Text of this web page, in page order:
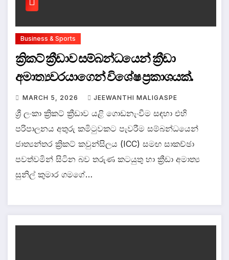
Business & Sports
ක්‍රිකට් ක්‍රීඩාව සම්බන්ධයෙන් ක්‍රීඩා
අමාත්‍යවරයාගෙන් විශේෂ ප්‍රකාශයක්.
MARCH 5, 2026 JEEWANTHI MALIGASPE
ශ්‍රී ලංකා ක්‍රිකට් ක්‍රීඩාව යළි ගොඩනැංවීම සඳහා එහි
පරිපාලනය අතුරු කමිටුවකට පැවරීම සම්බන්ධයෙන්
ජාත්‍යන්තර ක්‍රිකට් කවුන්සිලය (ICC) සමඟ සාකච්ඡා
පවත්වමින් සිටින බව තරුණ කටයුතු හා ක්‍රීඩා අමාත්‍ය
සුනිල් කුමාර ගමගේ…